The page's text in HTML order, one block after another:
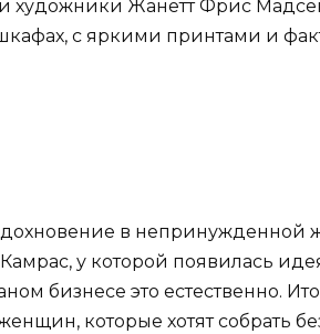
художники Жанетт Фрис
с яркими принтами и
в непринужденной
у которой появилась
бизнесе это естественно.
которые хотят собрать